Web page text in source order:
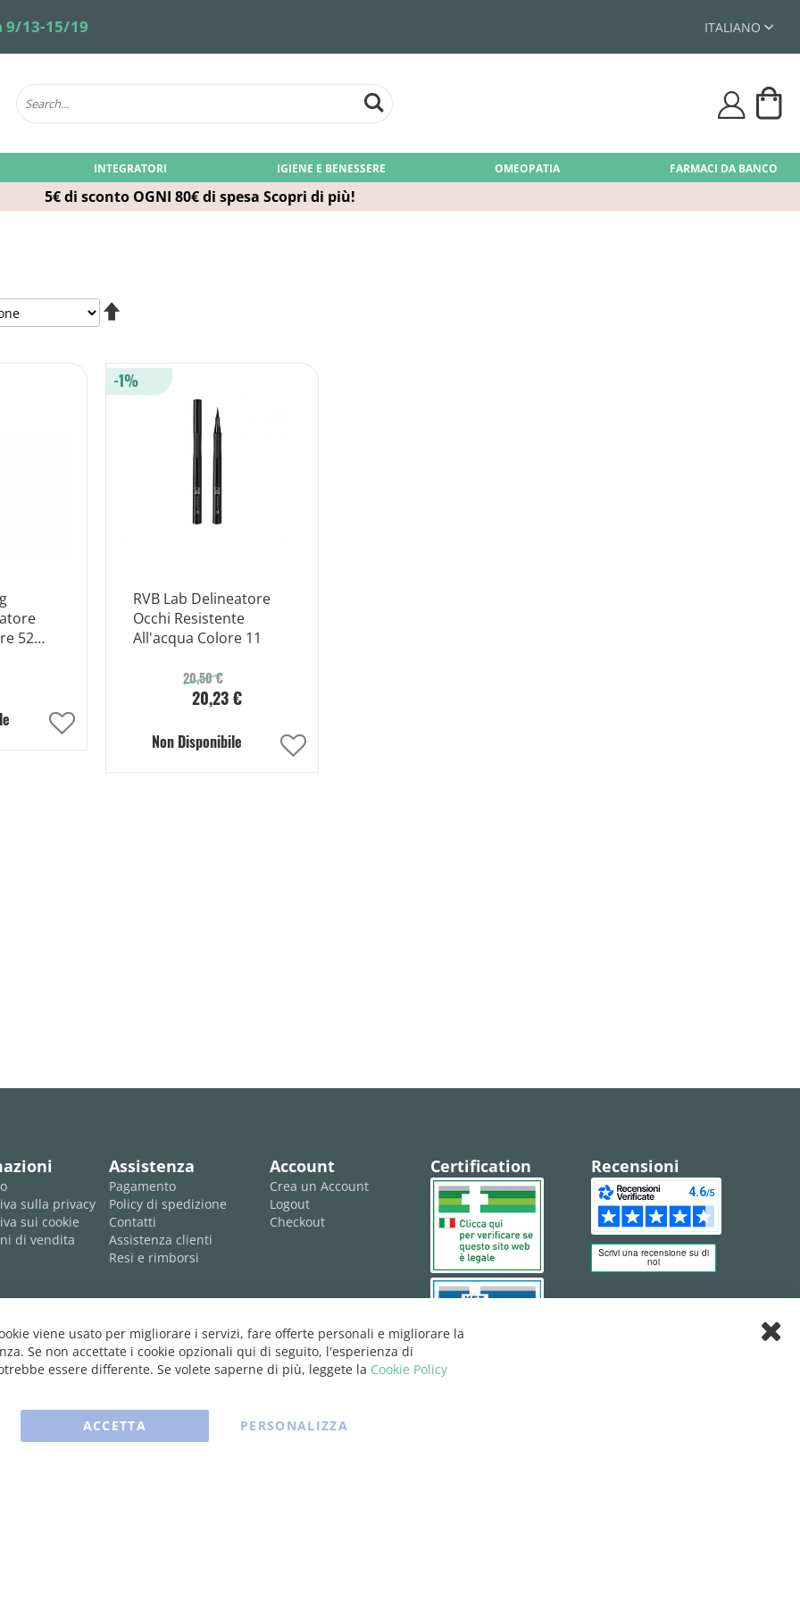
5€ di sconto OGNI 80€ di spesa Scopri di più!
9/13-15/19 ITALIANO
user
INTEGRATORI IGIENE E BENESSERE OMEOPATIA FARMACI DA BANCO
52
Aggiungi
RVB Lab Delineatore
Occhi Resistente
All'acqua Colore 11
20,50 €
20,23 €
-1%
Non Disponibile
Aggiungi
sulla privacy
sui cookie
di vendita
Assistenza
Pagamento
Policy di spedizione
Contatti
Assistenza clienti
Resi e rimborsi
Account
Crea un Account
Logout
Checkout
Certification Recensioni
viene usato per migliorare i servizi, fare offerte personali e migliorare la
Se non accettate i cookie opzionali qui di seguito, l'esperienza di
essere differente. Se volete saperne di più, leggete la Cookie Policy
ACCETTA PERSONALIZZA